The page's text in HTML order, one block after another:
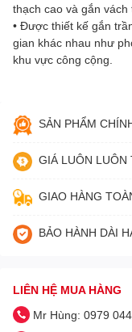
thạch cao và gắn vách
• Được thiết kế gắn
gian khác nhau như
khu vực công cộng.
SẢN PHẨM
GIÁ LUÔN LUÔN
GIAO HÀNG
BẢO HÀNH DÀI
LIÊN HỆ MUA HÀNG
Mr Hùng: 0979